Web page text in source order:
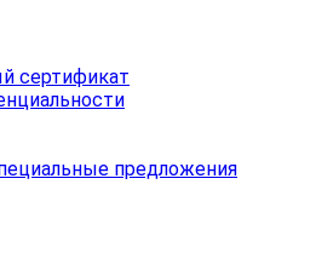
сертификат
предложения